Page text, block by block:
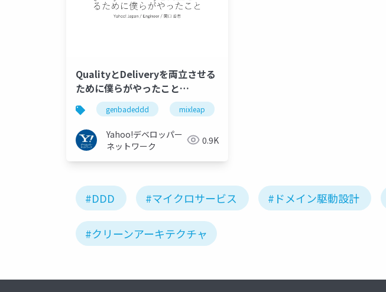
QualityとDeliveryを両立させる
ために僕らがやったこと
#genbadeddd #mixleap
genbadeddd mixleap
Yahoo!デベロッパー
ネットワーク
0.9K
#DDD #マイクロサービス #ドメイン駆動設計
#クリーンアーキテクチャ